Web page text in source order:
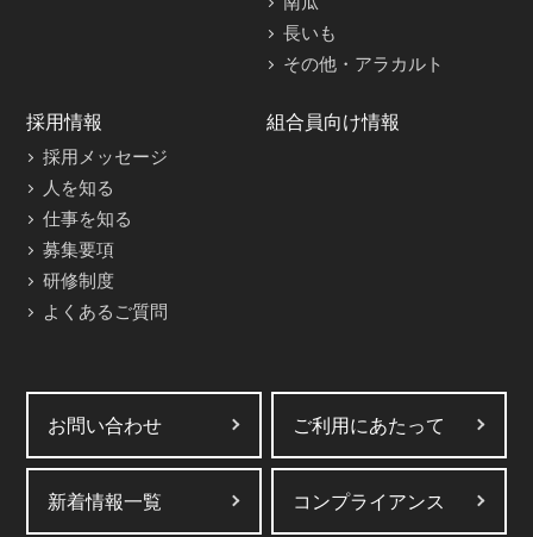
長いも
その他・アラカルト
採用情報
採用メッセージ
人を知る
仕事を知る
募集要項
研修制度
よくあるご質問
組合員向け情報
お問い合わせ ご利用にあたって
新着情報一覧 コンプライアンス